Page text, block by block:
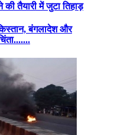
की तैयारी में जुटा तिहाड़
बंगलादेश और